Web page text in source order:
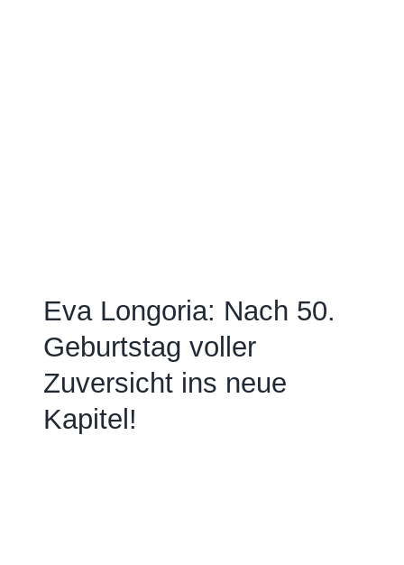
Eva Longoria: Nach 50.
Geburtstag voller
Zuversicht ins neue
Kapitel!